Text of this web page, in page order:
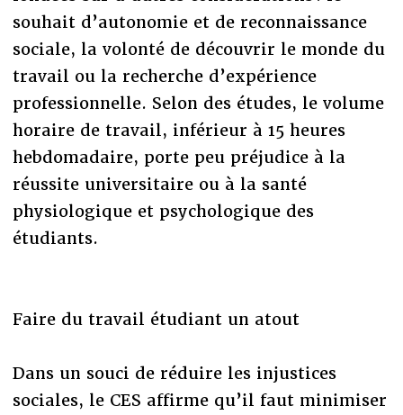
souhait d’autonomie et de reconnaissance
sociale, la volonté de découvrir le monde du
travail ou la recherche d’expérience
professionnelle. Selon des études, le volume
horaire de travail, inférieur à 15 heures
hebdomadaire, porte peu préjudice à la
réussite universitaire ou à la santé
physiologique et psychologique des
étudiants.
Faire du travail étudiant un atout
Dans un souci de réduire les injustices
sociales, le CES affirme qu’il faut minimiser